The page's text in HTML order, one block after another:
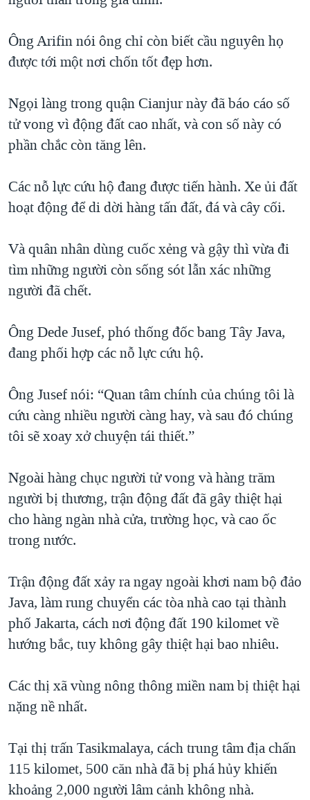
THƯỢNG ĐỈNH TRUMP-KIM TẠI VIỆT NAM
NGƯ DÂN VIỆT VÀ LÀN SÓNG TRỘM HẢI SÂM
QUAN HỆ VIỆT MỸ
Ông Arifin nói ông chỉ còn biết cầu nguyên họ
được tới một nơi chốn tốt đẹp hơn.
Ngọi làng trong quận Cianjur này đã báo cáo số
tử vong vì động đất cao nhất, và con số này có
phần chắc còn tăng lên.
Các nỗ lực cứu hộ đang được tiến hành. Xe ủi đất
hoạt động để di dời hàng tấn đất, đá và cây cối.
Và quân nhân dùng cuốc xẻng và gậy thì vừa đi
tìm những người còn sống sót lẫn xác những
người đã chết.
Ông Dede Jusef, phó thống đốc bang Tây Java,
đang phối hợp các nỗ lực cứu hộ.
Ông Jusef nói: “Quan tâm chính của chúng tôi là
cứu càng nhiều người càng hay, và sau đó chúng
tôi sẽ xoay xở chuyện tái thiết.”
Ngoài hàng chục người tử vong và hàng trăm
người bị thương, trận động đất đã gây thiệt hại
cho hàng ngàn nhà cửa, trường học, và cao ốc
trong nước.
Trận động đất xảy ra ngay ngoài khơi nam bộ đảo
Java, làm rung chuyển các tòa nhà cao tại thành
phố Jakarta, cách nơi động đất 190 kilomet về
hướng bắc, tuy không gây thiệt hại bao nhiêu.
Các thị xã vùng nông thông miền nam bị thiệt hại
nặng nề nhất.
Tại thị trấn Tasikmalaya, cách trung tâm địa chấn
115 kilomet, 500 căn nhà đã bị phá hủy khiến
khoảng 2,000 người lâm cảnh không nhà.